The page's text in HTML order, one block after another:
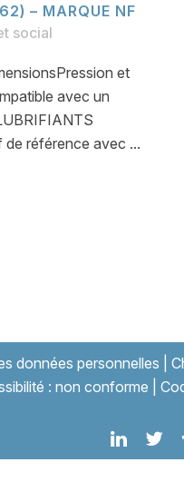
– MARQUE NF
social
et
avec un
de référence avec ...
données personnelles
: non conforme